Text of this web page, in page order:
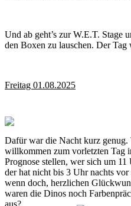
Und ab geht’s zur W.E.T. Stage
den Boxen zu lauschen. Der
Freitag 01.08.2025
Dafür war die Nacht kurz
willkommen zum vorletzten Tag
Prognose stellen, wer sich um 11
der hat nicht bis 3 Uhr nachts
wenn doch, herzlichen
waren die Dinos noch
aus?